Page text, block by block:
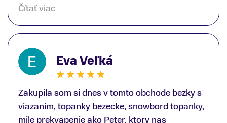
ďakujem špecialistovi Martinovi Gunišovi za
lyžiarskej obuvi, ako aj prilby.. všetko značka
Atomic; Pán Martin Guniš mi svojou
odbornosťou otvoril nové obzory a dozvedel
som sa, vďaka jeho profesionálnemu prístupu k
zákazníkovi, up-to-date informácie o nových
trendoch v lyžiarských technológiách; Z
predajne NajŠport som odchádzal s nakúpom
Čítať viac
Eva Veľká
Zakupila som si dnes v tomto obchode bezky s
viazanim, topanky bezecke, snowbord topanky,
mile prekvapenie ako Peter, ktory nas